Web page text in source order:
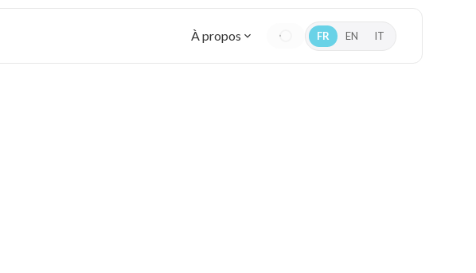
À propos FR EN IT